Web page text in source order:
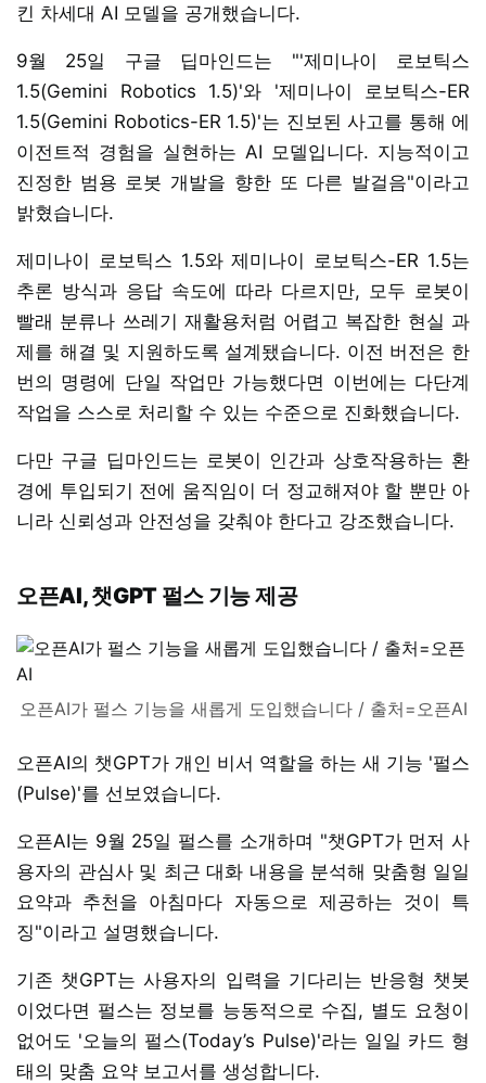
킨 차세대 AI 모델을 공개했습니다.
9월 25일 구글 딥마인드는 "'제미나이 로보틱스
1.5(Gemini Robotics 1.5)'와 '제미나이 로보틱스-ER
1.5(Gemini Robotics-ER 1.5)'는 진보된 사고를 통해 에
이전트적 경험을 실현하는 AI 모델입니다. 지능적이고
진정한 범용 로봇 개발을 향한 또 다른 발걸음"이라고
밝혔습니다.
제미나이 로보틱스 1.5와 제미나이 로보틱스-ER 1.5는
추론 방식과 응답 속도에 따라 다르지만, 모두 로봇이
빨래 분류나 쓰레기 재활용처럼 어렵고 복잡한 현실 과
제를 해결 및 지원하도록 설계됐습니다. 이전 버전은 한
번의 명령에 단일 작업만 가능했다면 이번에는 다단계
작업을 스스로 처리할 수 있는 수준으로 진화했습니다.
다만 구글 딥마인드는 로봇이 인간과 상호작용하는 환
경에 투입되기 전에 움직임이 더 정교해져야 할 뿐만 아
니라 신뢰성과 안전성을 갖춰야 한다고 강조했습니다.
오픈AI, 챗GPT 펄스 기능 제공
오픈AI가 펄스 기능을 새롭게 도입했습니다 / 출처=오픈AI
오픈AI의 챗GPT가 개인 비서 역할을 하는 새 기능 '펄스
(Pulse)'를 선보였습니다.
오픈AI는 9월 25일 펄스를 소개하며 "챗GPT가 먼저 사
용자의 관심사 및 최근 대화 내용을 분석해 맞춤형 일일
요약과 추천을 아침마다 자동으로 제공하는 것이 특
징"이라고 설명했습니다.
기존 챗GPT는 사용자의 입력을 기다리는 반응형 챗봇
이었다면 펄스는 정보를 능동적으로 수집, 별도 요청이
없어도 '오늘의 펄스(Today’s Pulse)'라는 일일 카드 형
태의 맞춤 요약 보고서를 생성합니다.